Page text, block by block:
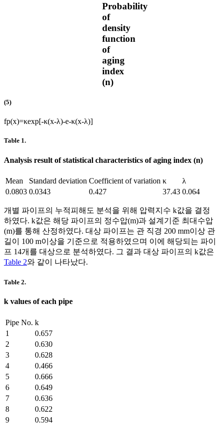
Probability
of
density
function
of
aging
index
(n)
(5)
fp(x)=κexp[-κ(x-λ)-e-κ(x-λ)]
Table 1.
Analysis result of statistical characteristics of aging index (n)
Mean Standard deviation Coefficient of variation κ
λ
0.0803 0.0343 0.427 37.43 0.064
개별 파이프의 누적피해도 분석을 위해 압력지수 k값을 결정
하였다. k값은 해당 파이프의 정수압(m)과 설계기준 최대수압
(m)를 통해 산정하였다. 대상 파이프는 관 직경 200 mm이상 관
길이 100 m이상을 기준으로 적용하였으며 이에 해당되는 파이
프 14개를 대상으로 분석하였다. 그 결과 대상 파이프의 k값은
Table 2와 같이 나타났다.
Table 2.
k values of each pipe
Pipe No. k
1
0.657
2
0.630
3
0.628
4
0.466
5
0.666
6
0.649
7
0.636
8
0.622
9
0.594